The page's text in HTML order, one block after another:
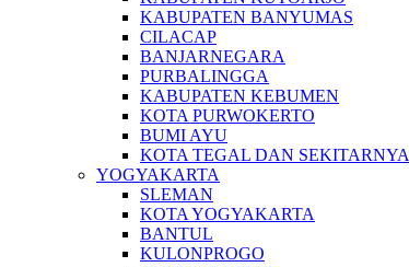
KABUPATEN BANYUMAS
CILACAP
BANJARNEGARA
PURBALINGGA
KABUPATEN KEBUMEN
KOTA PURWOKERTO
BUMI AYU
KOTA TEGAL DAN SEKITARNYA
YOGYAKARTA
SLEMAN
KOTA YOGYAKARTA
BANTUL
KULONPROGO